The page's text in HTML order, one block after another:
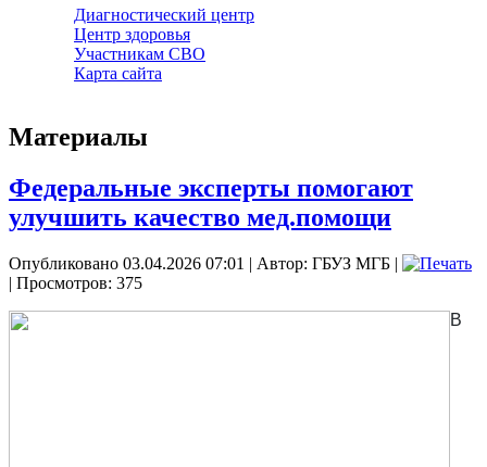
Диагностический центр
Центр здоровья
Участникам СВО
Карта сайта
Материалы
Федеральные эксперты помогают
улучшить качество мед.помощи
Опубликовано 03.04.2026 07:01 | Автор: ГБУЗ МГБ |
| Просмотров: 375
В